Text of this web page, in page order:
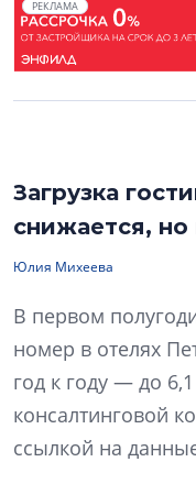
РЕКЛАМА
Загрузка
снижается, но
Юлия Михеева
В первом
номер в отелях
год к году — до
консалтинговой
ссылкой на